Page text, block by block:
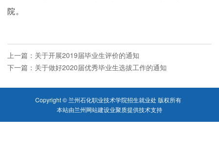
院。
上一篇： 关于开展2019届毕业生评价的通知
下一篇： 关于做好2020届优秀毕业生选拔工作的通知
Copyright © 兰州石化职业技术学院招生就业处 版权所有
本站由兰州网站建设业聚质提供技术支持